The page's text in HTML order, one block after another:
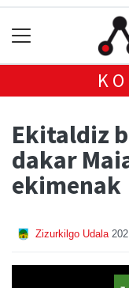
Ekitaldiz
dakar
ekimenak
Zizurkilgo Udala